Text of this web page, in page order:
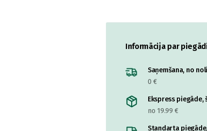
Informācija par
Saņemšana, no
0 €
Ekspress
no 19.99 €
Standarta